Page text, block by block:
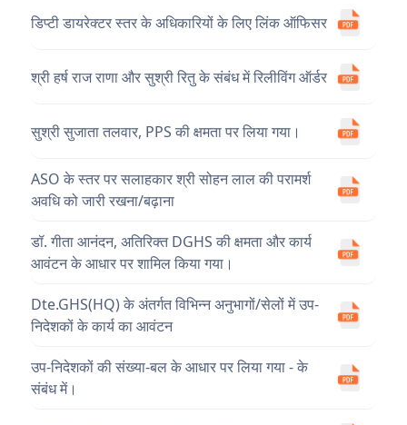
डिप्टी डायरेक्टर स्तर के अधिकारियों के लिए लिंक ऑफिसर
श्री हर्ष राज राणा और सुश्री रितु के संबंध में रिलीविंग ऑर्डर
सुश्री सुजाता तलवार, PPS की क्षमता पर लिया गया।
ASO के स्तर पर सलाहकार श्री सोहन लाल की परामर्श
अवधि को जारी रखना/बढ़ाना
डॉ. गीता आनंदन, अतिरिक्त DGHS की क्षमता और कार्य
आवंटन के आधार पर शामिल किया गया।
Dte.GHS(HQ) के अंतर्गत विभिन्न अनुभागों/सेलों में उप-
निदेशकों के कार्य का आवंटन
उप-निदेशकों की संख्या-बल के आधार पर लिया गया - के
संबंध में।